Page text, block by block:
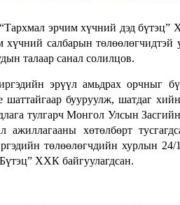
эрчим хүчний дэд бүтэц”
салбарын төлөөлөгчидтэй
талаар санал солилцов.
эрүүл амьдрах орчныг
бууруулж, шатдаг
тулгарч Монгол Улсын
хөтөлбөрт
төлөөлөгчдийн хурлын 24/
ХХК байгуулагдсан.